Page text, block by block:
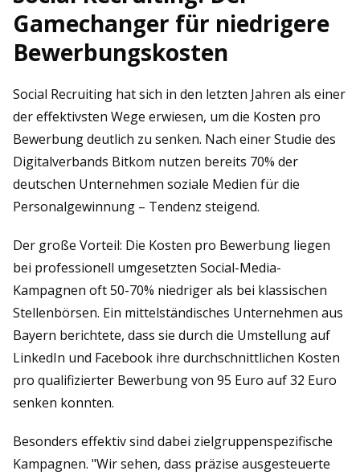
Gamechanger für niedrigere
Bewerbungskosten
Social Recruiting hat sich in den letzten Jahren als einer
der effektivsten Wege erwiesen, um die Kosten pro
Bewerbung deutlich zu senken. Nach einer Studie des
Digitalverbands Bitkom nutzen bereits 70% der
deutschen Unternehmen soziale Medien für die
Personalgewinnung – Tendenz steigend.
Der große Vorteil: Die Kosten pro Bewerbung liegen
bei professionell umgesetzten Social-Media-
Kampagnen oft 50-70% niedriger als bei klassischen
Stellenbörsen. Ein mittelständisches Unternehmen aus
Bayern berichtete, dass sie durch die Umstellung auf
LinkedIn und Facebook ihre durchschnittlichen Kosten
pro qualifizierter Bewerbung von 95 Euro auf 32 Euro
senken konnten.
Besonders effektiv sind dabei zielgruppenspezifische
Kampagnen. "Wir sehen, dass präzise ausgesteuerte